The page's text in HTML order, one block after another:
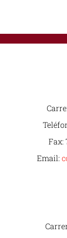
Fax:
Email: